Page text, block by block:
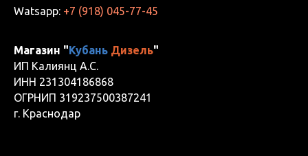
Watsapp: +7 (918) 045-77-45
Магазин "Кубань Дизель"
ИП Калиянц А.С.
ИНН 231304186868
ОГРНИП 319237500387241
г. Краснодар